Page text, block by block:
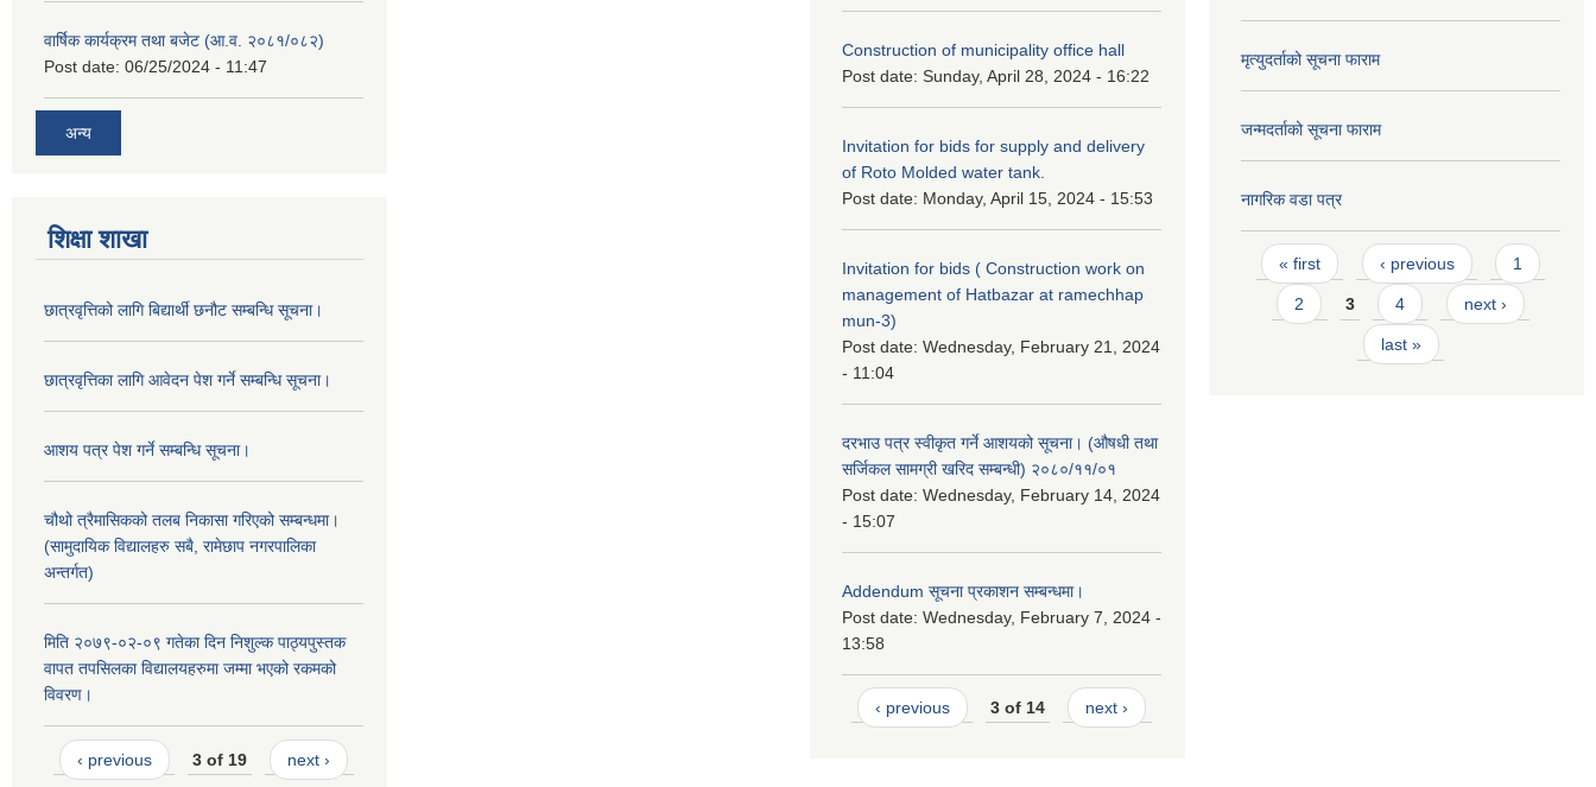
वार्षिक कार्यक्रम तथा बजेट (आ.व. २०८१/०८२)
Post date: 06/25/2024 - 11:47
अन्य
शिक्षा शाखा
छात्रवृत्तिको लागि बिद्यार्थी छनौट सम्बन्धि सूचना।
छात्रवृत्तिका लागि आवेदन पेश गर्ने सम्बन्धि सूचना।
आशय पत्र पेश गर्ने सम्बन्धि सूचना।
चौथो त्रैमासिकको तलब निकासा गरिएको सम्बन्धमा।
(सामुदायिक विद्यालहरु सबै, रामेछाप नगरपालिका
अन्तर्गत)
मिति २०७९-०२-०९ गतेका दिन निशुल्क पाठ्यपुस्तक
वापत तपसिलका विद्यालयहरुमा जम्मा भएको रकमको
विवरण।
‹ previous 3 of 19 next ›
Construction of municipality office hall
Post date: Sunday, April 28, 2024 - 16:22
Invitation for bids for supply and delivery
of Roto Molded water tank.
Post date: Monday, April 15, 2024 - 15:53
Invitation for bids ( Construction work on
management of Hatbazar at ramechhap
mun-3)
Post date: Wednesday, February 21, 2024
- 11:04
दरभाउ पत्र स्वीकृत गर्ने आशयको सूचना। (औषधी तथा
सर्जिकल सामग्री खरिद सम्बन्धी) २०८०/११/०१
Post date: Wednesday, February 14, 2024
- 15:07
Addendum सूचना प्रकाशन सम्बन्धमा।
Post date: Wednesday, February 7, 2024 -
13:58
‹ previous 3 of 14 next ›
मृत्युदर्ताको सूचना फाराम
जन्मदर्ताको सूचना फाराम
नागरिक वडा पत्र
Pages
« first ‹ previous 1
2 3 4 next ›
last »